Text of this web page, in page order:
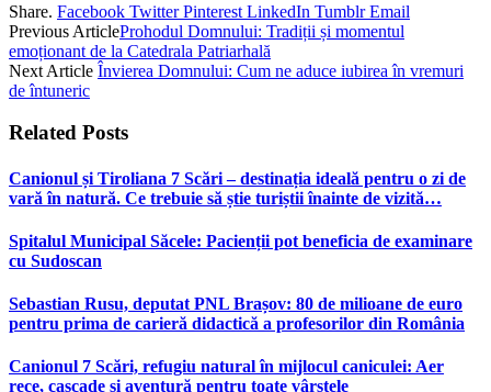
Share. Facebook Twitter Pinterest LinkedIn Tumblr Email
Previous ArticleProhodul Domnului: Tradiții și momentul
emoționant de la Catedrala Patriarhală
Next Article Învierea Domnului: Cum ne aduce iubirea în vremuri
de întuneric
Related Posts
Canionul și Tiroliana 7 Scări – destinația ideală pentru o zi de
vară în natură. Ce trebuie să știe turiștii înainte de vizită…
Spitalul Municipal Săcele: Pacienții pot beneficia de examinare
cu Sudoscan
Sebastian Rusu, deputat PNL Brașov: 80 de milioane de euro
pentru prima de carieră didactică a profesorilor din România
Canionul 7 Scări, refugiu natural în mijlocul caniculei: Aer
rece, cascade și aventură pentru toate vârstele